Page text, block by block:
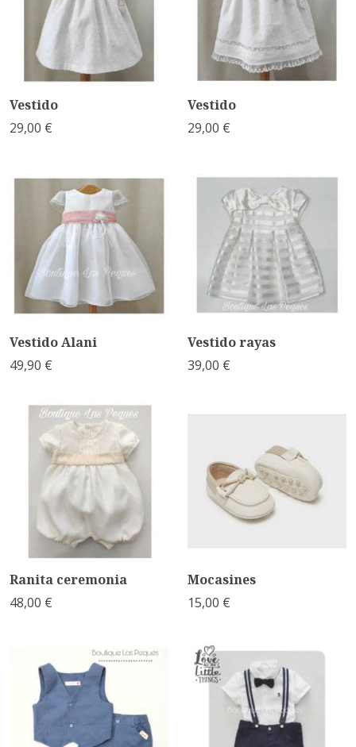
Vestido
29,00 €
Vestido
29,00 €
Vestido Alani
49,90 €
Vestido rayas
39,00 €
Ranita ceremonia
48,00 €
Mocasines
15,00 €